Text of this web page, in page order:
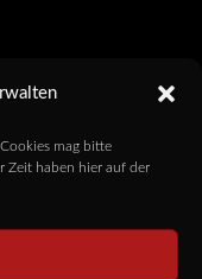
mag bitte
Zeit haben hier auf der